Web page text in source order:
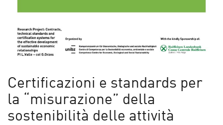
Certificazioni e standards per
la “misurazione” della
sostenibilità delle attività